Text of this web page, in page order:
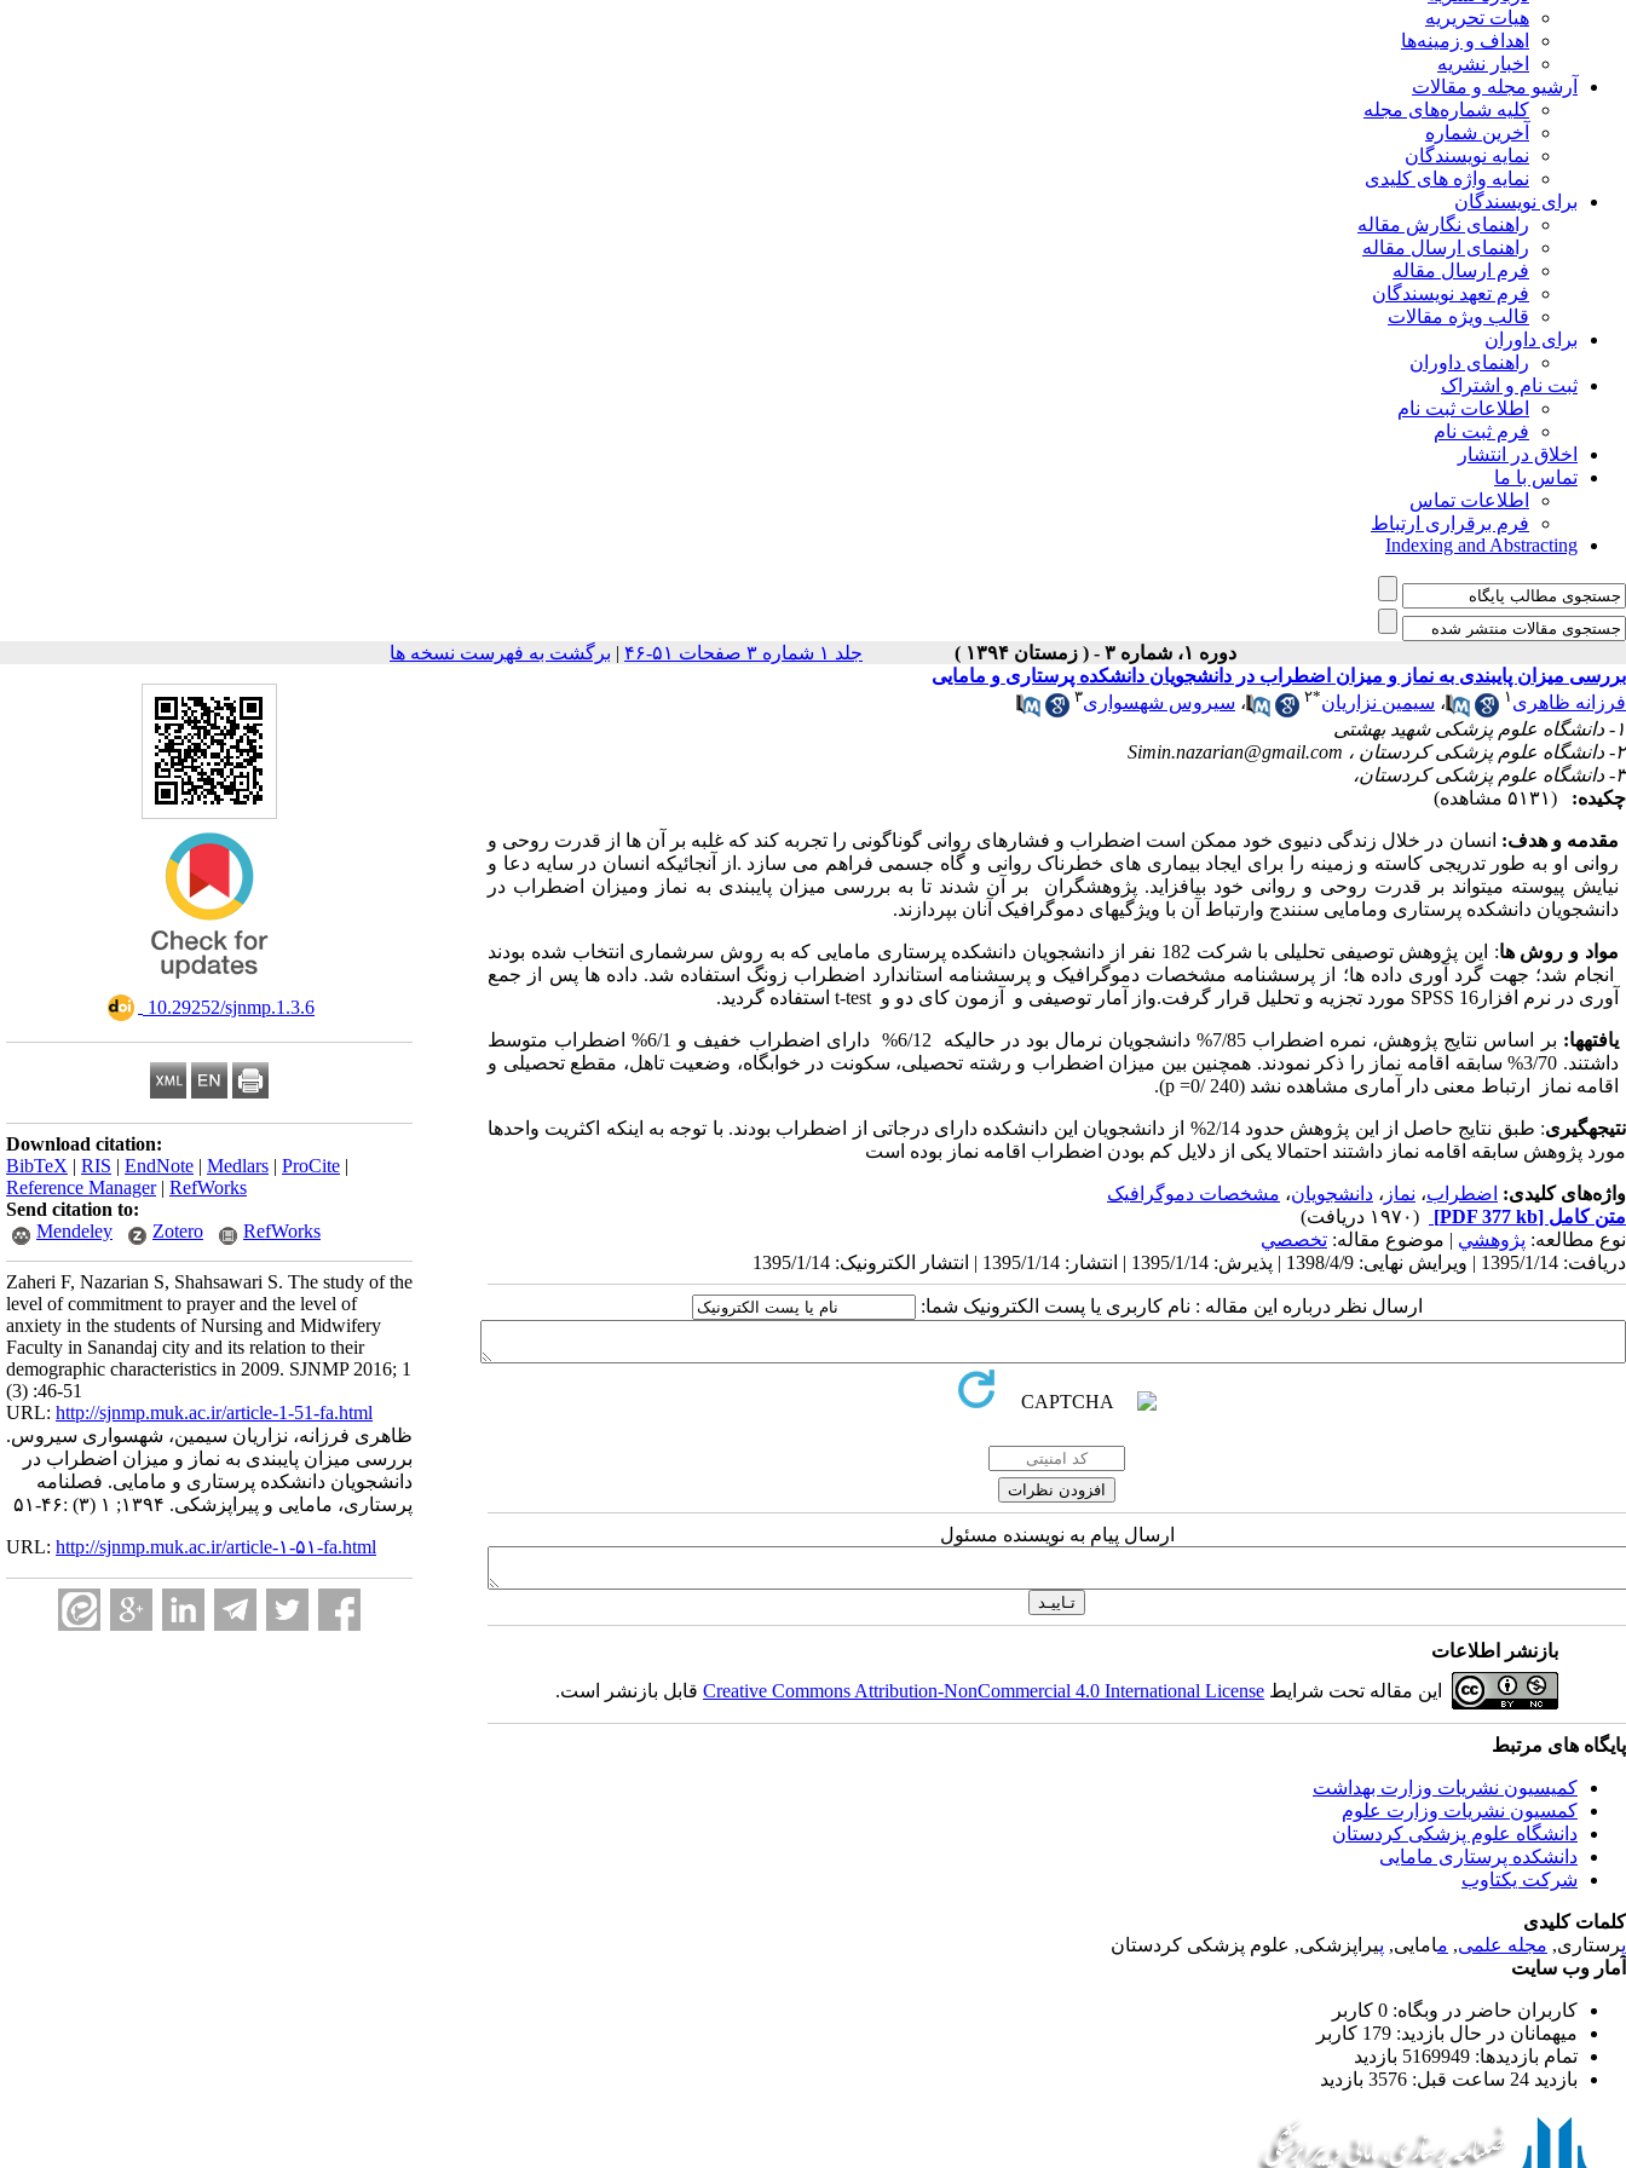
هیات تحریریه
اهداف و زمینه‌ها
اخبار نشریه
آرشیو مجله و مقالات
کلیه شماره‌های مجله
آخرین شماره
نمایه نویسندگان
نمایه واژه های کلیدی
برای نویسندگان
راهنمای نگارش مقاله
راهنمای ارسال مقاله
فرم ارسال مقاله
فرم تعهد نویسندگان
قالب ویژه مقالات
برای داوران
راهنمای داوران
ثبت نام و اشتراک
اطلاعات ثبت نام
فرم ثبت نام
اخلاق در انتشار
تماس با ما
اطلاعات تماس
فرم برقراری ارتباط
Indexing and Abstracting
دوره ۱، شماره ۳ - ( زمستان ۱۳۹۴ ) جلد ۱ شماره ۳ صفحات ۵۱-۴۶ | برگشت به فهرست نسخه ها
‎ 10.29252/sjnmp.1.3.6
Download citation:
BibTeX | RIS | EndNote | Medlars | ProCite |
Reference Manager| RefWorks
Send citation to:
Mendeley
Zotero RefWorks
Zaheri F, Nazarian S, Shahsawari S. The study of the
level of commitment to prayer and the level of
anxiety in the students of Nursing and Midwifery
Faculty in Sanandaj city and its relation to their
demographic characteristics in 2009. SJNMP 2016; 1
(3) :46-51
URL: http://sjnmp.muk.ac.ir/article-1-51-fa.html
ظاهری فرزانه، نزاریان سیمین، شهسواری سیروس.
بررسی میزان پایبندی به نماز و میزان اضطراب در
دانشجویان دانشکده پرستاری و مامایی. فصلنامه
پرستاری، مامایی و پیراپزشکی. ۱۳۹۴; ۱ (۳) :۴۶-۵۱
URL: http://sjnmp.muk.ac.ir/article-۱-۵۱-fa.html
بررسی میزان پایبندی به نماز و میزان اضطراب در دانشجویان دانشکده پرستاری و مامایی
فرزانه ظاهری ۱ ، سیمین نزاریان*۲ ، سیروس شهسواری۳
۱- دانشگاه علوم پزشکی شهید بهشتی
۲- دانشگاه علوم پزشکی کردستان ،
Simin.nazarian@gmail.com
۳- دانشگاه علوم پزشکی کردستان،
چکیده:
(۵۱۳۱ مشاهده)
مقدمه و هدف: انسان در خلال زندگی دنیوی خود ممکن است اضطراب و فشارهای روانی گوناگونی را تجربه کند که غلبه بر آن ها از قدرت روحی و
روانی او به طور تدریجی کاسته و زمینه را برای ایجاد بیماری های خطرناک روانی و گاه جسمی فراهم می سازد .از آنجائیکه انسان در سایه دعا و
نیایش پیوسته میتواند بر قدرت روحی و روانی خود بیافزاید. پژوهشگران بر آن شدند تا به بررسی میزان پایبندی به نماز ومیزان اضطراب در
دانشجویان دانشکده پرستاری ومامایی سنندج وارتباط آن با ویژگیهای دموگرافیک آنان بپردازند.
مواد و روش ها
: این پژوهش توصیفی تحلیلی با شرکت 182 نفر از دانشجویان دانشکده پرستاری مامایی که به روش سرشماری انتخاب شده بودند
انجام شد؛ جهت گرد آوری داده ها؛ از پرسشنامه مشخصات دموگرافیک و پرسشنامه استاندارد اضطراب زونگ استفاده شد. داده ها پس از جمع
آوری در نرم افزار16
SPSS مورد تجزیه و تحلیل قرار گرفت.واز آمار توصیفی و آزمون کای دو وt-test استفاده گردید.
یافته­ها:
بر اساس نتایج پژوهش، نمره اضطراب 7/85% دانشجویان نرمال بود در حالیکه 6/12% دارای اضطراب خفیف و 6/1% اضطراب متوسط
داشتند. 3/70% سابقه اقامه نماز را ذکر نمودند. همچنین بین میزان اضطراب و رشته تحصیلی، سکونت در خوابگاه، وضعیت تاهل، مقطع تحصیلی و
اقامه نماز ارتباط معنی دار آماری مشاهده نشد (240 /0=
p
).
نتیجه­گیری
: طبق نتایج حاصل از این پژوهش حدود 2/14% از دانشجویان این دانشکده دارای درجاتی از اضطراب بودند. با توجه به اینکه اکثریت واحدها
مورد پژوهش سابقه اقامه نماز داشتند احتمالا یکی از دلایل کم بودن اضطراب اقامه نماز بوده است
واژه‌های کلیدی: اضطراب، نماز ، دانشجویان، مشخصات دموگرافیک
متن کامل [PDF 377 kb]
(۱۹۷۰ دریافت)
نوع مطالعه: پژوهشي | موضوع مقاله: تخصصي
دریافت: 1395/1/14 | ویرایش نهایی: 1398/4/9 | پذیرش: 1395/1/14 | انتشار: 1395/1/14 | انتشار الکترونیک: 1395/1/14
ارسال نظر درباره این مقاله : نام کاربری یا پست الکترونیک شما:
ارسال پیام به نویسنده مسئول
بازنشر اطلاعات
این مقاله تحت شرایط Creative Commons Attribution-NonCommercial 4.0 International Licenseقابل بازنشر است.
پایگاه های مرتبط
کمیسیون نشریات وزارت بهداشت
کمسیون نشریات وزارت علوم
دانشگاه علوم پزشکی کردستان
دانشکده پرستاری مامایی
شرکت یکتاوب
کلمات کلیدی
پرستاری, مجله علمی, مامایی, پیراپزشکی, علوم پزشکی کردستان
آمار وب سایت
کاربران حاضر در وبگاه: 0 کاربر
میهمانان در حال بازدید: 179 کاربر
تمام بازدید‌ها: 5169949 بازدید
بازدید 24 ساعت قبل: 3576 بازدید